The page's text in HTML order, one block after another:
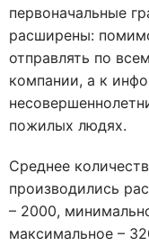
первоначальные
расширены:
отправлять по
компании, а к
пожилых людях.
Среднее
производились
– 2000,
максимальное –